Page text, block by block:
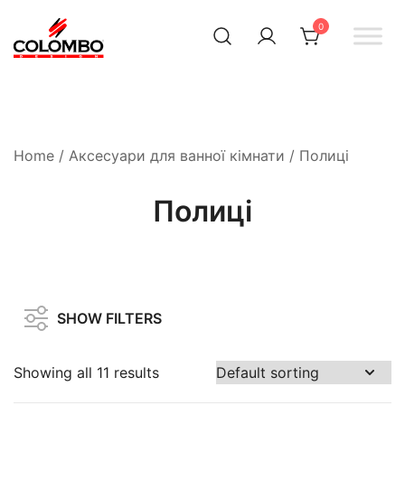
0
Home / Аксесуари для ванної кімнати / Полиці
Полиці
SHOW FILTERS
Showing all 11 results